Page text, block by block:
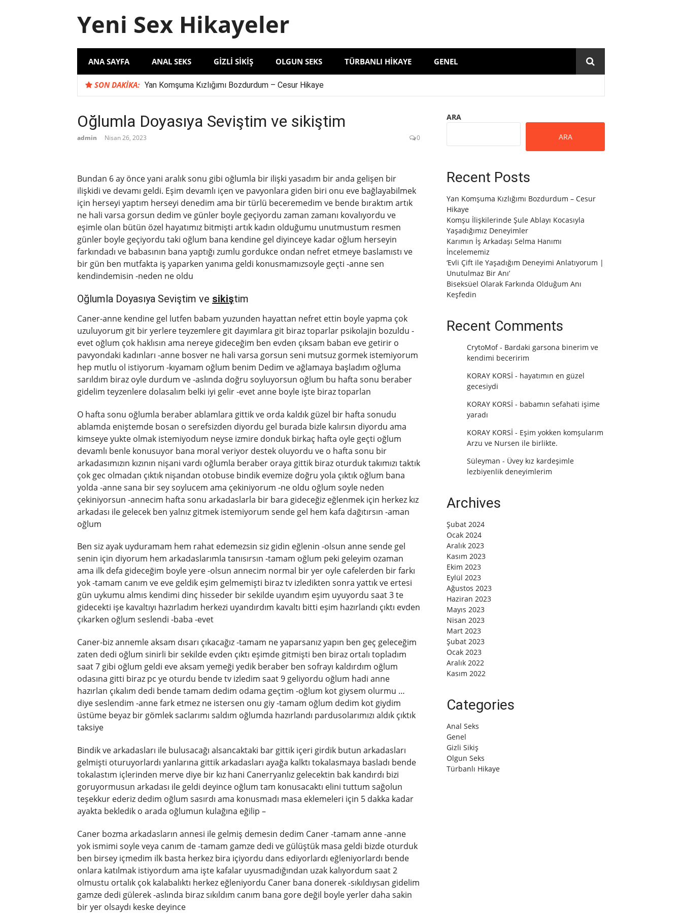
Yeni Sex Hikayeler
ANA SAYFA ANAL SEKS GIZLI SIKIŞ OLGUN SEKS TÜRBANLI HIKAYE GENEL
SON DAKIKA: Yan Komşuma Kızlığımı Bozdurdum – Cesur Hikaye
Komşu İlişkilerinde Şule Ablayı Kocasıyla Yaşadığımız Deneyimler
‘Evli Çift ile Yaşadığım Deneyimi Anlatıyorum | Unutulmaz Bir Anı’
Oğlumla Doyasıya Seviştim ve sikiştim
admin Nisan 26, 2023 0
Bundan 6 ay önce yani aralık sonu gibi oğlumla bir ilişki yasadım bir anda gelişen bir
ilişkidi ve devamı geldi. Eşim devamlı içen ve pavyonlara giden biri onu eve bağlayabilmek
için herseyi yaptım herseyi denedim ama bir türlü beceremedim ve bende bıraktım artık
ne hali varsa gorsun dedim ve günler boyle geçiyordu zaman zamanı kovalıyordu ve
eşimle olan bütün özel hayatımız bitmişti artık kadın olduğumu unutmustum resmen
günler boyle geçiyordu taki oğlum bana kendine gel diyinceye kadar oğlum herseyin
farkındadı ve babasının bana yaptığı zumlu gordukce ondan nefret etmeye baslamıstı ve
bir gün ben mutfakta iş yaparken yanıma geldi konusmamızsoyle geçti -anne sen
kendindemisin -neden ne oldu
Oğlumla Doyasıya Seviştim ve sikiştim
Caner-anne kendine gel lutfen babam yuzunden hayattan nefret ettin boyle yapma çok
uzuluyorum git bir yerlere teyzemlere git dayımlara git biraz toparlar psikolajin bozuldu -
evet oğlum çok haklısın ama nereye gideceğim ben evden çıksam baban eve getirir o
pavyondaki kadınları -anne bosver ne hali varsa gorsun seni mutsuz gormek istemiyorum
hep mutlu ol istiyorum -kıyamam oğlum benim Dedim ve ağlamaya başladım oğluma
sarıldım biraz oyle durdum ve -aslında doğru soyluyorsun oğlum bu hafta sonu beraber
gidelim teyzenlere dolasalım belki iyi gelir -evet anne boyle işte biraz toparlan
O hafta sonu oğlumla beraber ablamlara gittik ve orda kaldık güzel bir hafta sonudu
ablamda eniştemde bosan o serefsizden diyordu gel burada bizle kalırsın diyordu ama
kimseye yukte olmak istemiyodum neyse izmire donduk birkaç hafta oyle geçti oğlum
devamlı benle konusuyor bana moral veriyor destek oluyordu ve o hafta sonu bir
arkadasımızın kızının nişani vardı oğlumla beraber oraya gittik biraz oturduk takımızı taktık
çok gec olmadan çıktık nişandan otobuse bindik evemize doğru yola çıktık oğlum bana
yolda -anne sana bir sey soylucem ama çekiniyorum -ne oldu oğlum soyle neden
çekiniyorsun -annecim hafta sonu arkadaslarla bir bara gideceğiz eğlenmek için herkez kız
arkadası ile gelecek ben yalnız gitmek istemiyorum sende gel hem kafa dağıtırsın -aman
oğlum
Ben siz ayak uyduramam hem rahat edemezsin siz gidin eğlenin -olsun anne sende gel
senin için diyorum hem arkadaslarımla tanısırsın -tamam oğlum peki geleyim ozaman
ama ilk defa gideceğim boyle yere -olsun annecim normal bir yer oyle cafelerden bir farkı
yok -tamam canım ve eve geldik eşim gelmemişti biraz tv izledikten sonra yattık ve ertesi
gün uykumu almıs kendimi dinç hisseder bir sekilde uyandım eşim uyuyordu saat 3 te
gidecekti işe kavaltıyı hazırladım herkezi uyandırdım kavaltı bitti eşim hazırlandı çıktı evden
çıkarken oğlum seslendi -baba -evet
Caner-biz annemle aksam dısarı çıkacağız -tamam ne yaparsanız yapın ben geç geleceğim
zaten dedi oğlum sinirli bir sekilde evden çıktı eşimde gitmişti ben biraz ortalı topladım
saat 7 gibi oğlum geldi eve aksam yemeği yedik beraber ben sofrayı kaldırdım oğlum
odasına gitti biraz pc ye oturdu bende tv izledim saat 9 geliyordu oğlum hadi anne
hazırlan çıkalım dedi bende tamam dedim odama geçtim -oğlum kot giysem olurmu …
diye seslendim -anne fark etmez ne istersen onu giy -tamam oğlum dedim kot giydim
üstüme beyaz bir gömlek saclarımı saldım oğlumda hazırlandı pardusolarımızı aldık çıktık
taksiye
Bindik ve arkadasları ile bulusacağı alsancaktaki bar gittik içeri girdik butun arkadasları
gelmişti oturuyorlardı yanlarına gittik arkadasları ayağa kalktı tokalasmaya basladı bende
tokalastım içlerinden merve diye bir kız hani Canerryanlız gelecektin bak kandırdı bizi
goruyormusun arkadası ile geldi deyince oğlum tam konusacaktı elini tuttum sağolun
teşekkur ederiz dedim oğlum sasırdı ama konusmadı masa eklemeleri için 5 dakka kadar
ayakta bekledik o arada oğlumun kulağına eğilip –
Caner bozma arkadasların annesi ile gelmiş demesin dedim Caner -tamam anne -anne
yok ismimi soyle veya canım de -tamam gamze dedi ve gülüştük masa geldi bizde oturduk
ben birsey içmedim ilk basta herkez bira içiyordu dans ediyorlardı eğleniyorlardı bende
onlara katılmak istiyordum ama işte kafalar uyusmadığından uzak kalıyordum saat 2
olmustu ortalık çok kalabalıktı herkez eğleniyordu Caner bana donerek -sıkıldıysan gidelim
gamze dedi gülerek -aslında biraz sıkıldım canım bana gore değil boyle yerler daha sakin
bir yer olsaydı keske deyince
ARA
ARA
Recent Posts
Yan Komşuma Kızlığımı Bozdurdum – Cesur
Hikaye
Komşu İlişkilerinde Şule Ablayı Kocasıyla
Yaşadığımız Deneyimler
Karımın İş Arkadaşı Selma Hanımı
İncelememiz
‘Evli Çift ile Yaşadığım Deneyimi Anlatıyorum |
Unutulmaz Bir Anı’
Biseksüel Olarak Farkında Olduğum Anı
Keşfedin
Recent Comments
CrytoMof- Bardaki garsona binerim ve
kendimi beceririm
KORAY KORSİ - hayatımın en güzel
gecesiydi
KORAY KORSİ - babamın sefahati işime
yaradı
KORAY KORSİ - Eşim yokken komşularım
Arzu ve Nursen ile birlikte.
Süleyman - Üvey kız kardeşimle
lezbiyenlik deneyimlerim
Archives
Şubat 2024
Ocak 2024
Aralık 2023
Kasım 2023
Ekim 2023
Eylül 2023
Ağustos 2023
Haziran 2023
Mayıs 2023
Nisan 2023
Mart 2023
Şubat 2023
Ocak 2023
Aralık 2022
Kasım 2022
Categories
Anal Seks
Genel
Gizli Sikiş
Olgun Seks
Türbanlı Hikaye